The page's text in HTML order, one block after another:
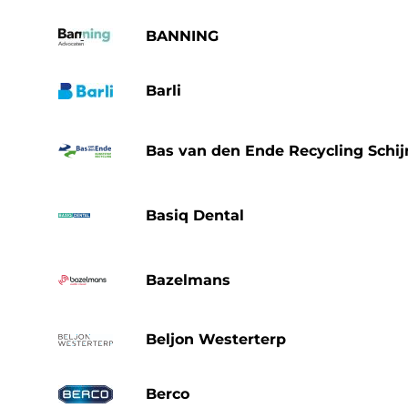
BANNING
Barli
Bas van den Ende Recycling
Basiq Dental
Bazelmans
Beljon Westerterp
Berco